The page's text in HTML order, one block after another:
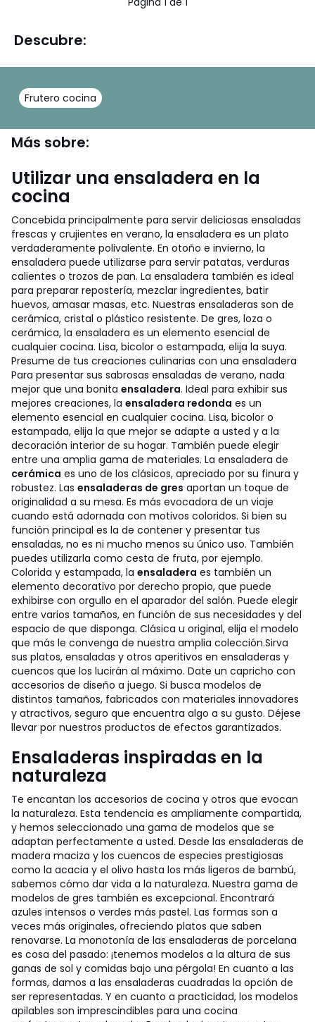
Descubre:
Frutero cocina
Más sobre:
Utilizar una ensaladera en la
cocina
Concebida principalmente para servir deliciosas ensaladas
frescas y crujientes en verano, la ensaladera es un plato
verdaderamente polivalente. En otoño e invierno, la
ensaladera puede utilizarse para servir patatas, verduras
calientes o trozos de pan. La ensaladera también es ideal
para preparar repostería, mezclar ingredientes, batir
huevos, amasar masas, etc. Nuestras ensaladeras son de
cerámica, cristal o plástico resistente. De gres, loza o
cerámica, la ensaladera es un elemento esencial de
cualquier cocina. Lisa, bicolor o estampada, elija la suya.
Presume de tus creaciones culinarias con una ensaladera
Para presentar sus sabrosas ensaladas de verano, nada
mejor que una bonita ensaladera. Ideal para exhibir sus
mejores creaciones, la ensaladera redonda es un
elemento esencial en cualquier cocina. Lisa, bicolor o
estampada, elija la que mejor se adapte a usted y a la
decoración interior de su hogar. También puede elegir
entre una amplia gama de materiales. La ensaladera de
cerámica es uno de los clásicos, apreciado por su finura y
robustez. Las ensaladeras de gres aportan un toque de
originalidad a su mesa. Es más evocadora de un viaje
cuando está adornada con motivos coloridos. Si bien su
función principal es la de contener y presentar tus
ensaladas, no es ni mucho menos su único uso. También
puedes utilizarla como cesta de fruta, por ejemplo.
Colorida y estampada, la ensaladera es también un
elemento decorativo por derecho propio, que puede
exhibirse con orgullo en el aparador del salón. Puede elegir
entre varios tamaños, en función de sus necesidades y del
espacio de que disponga. Clásica u original, elija el modelo
que más le convenga de nuestra amplia colección.Sirva
sus platos, ensaladas y otros aperitivos en ensaladeras y
cuencos que los lucirán al máximo. Date un capricho con
accesorios de diseño a juego. Si busca modelos de
distintos tamaños, fabricados con materiales innovadores
y atractivos, seguro que encuentra algo a su gusto. Déjese
llevar por nuestros productos de efectos garantizados.
Ensaladeras inspiradas en la
naturaleza
Te encantan los accesorios de cocina y otros que evocan
la naturaleza. Esta tendencia es ampliamente compartida,
y hemos seleccionado una gama de modelos que se
adaptan perfectamente a usted. Desde las ensaladeras de
madera maciza y los cuencos de especies prestigiosas
como la acacia y el olivo hasta los más ligeros de bambú,
sabemos cómo dar vida a la naturaleza. Nuestra gama de
modelos de gres también es excepcional. Encontrará
azules intensos o verdes más pastel. Las formas son a
veces más originales, ofreciendo platos que saben
renovarse. La monotonía de las ensaladeras de porcelana
es cosa del pasado: ¡tenemos modelos a la altura de sus
ganas de sol y comidas bajo una pérgola! En cuanto a las
formas, damos a las ensaladeras cuadradas la opción de
ser representadas. Y en cuanto a practicidad, los modelos
apilables son imprescindibles para una cocina